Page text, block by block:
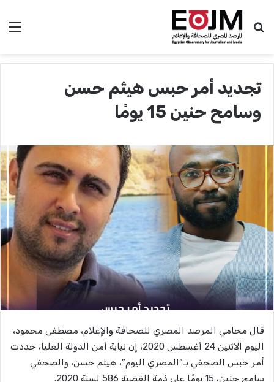
بحث عن
تجديد أمر حبس هيثم حسن
وسامح حنين 15 يومًا
قال محامي المرصد المصري للصحافة والإعلام، مصطفى محمود،
اليوم الاثنين 24 أغسطس 2020، إن نيابة أمن الدولة العليا، جددت
أمر حبس الصحفي بـ”المصري اليوم”، هيثم حسن، والصحفي
سامح حنين، 15 يومًا على ذمة القضية 586 لسنة 2020.